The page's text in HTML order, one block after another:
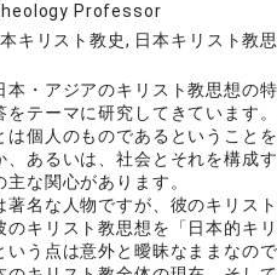
Professor
キリスト教史, 日本キリスト教
本・アジアのキリスト教思想の
をテーマに研究してきています
は個人のものであるということ
、あるいは、社会とそれを構成
主な関心があります。
名な人物ですが、彼のキリス
のキリスト教思想を「日本的キ
いう点は意外と曖昧なままなの